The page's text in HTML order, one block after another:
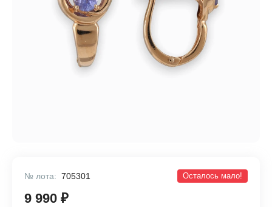
№ лота: 705301 Осталось мало!
9 990 ₽